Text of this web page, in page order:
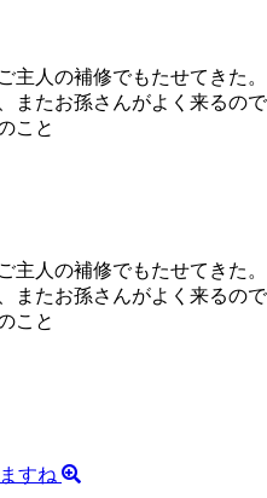
主人の補修でもたせてきた。
またお孫さんがよく来るので
こと
主人の補修でもたせてきた。
またお孫さんがよく来るので
こと